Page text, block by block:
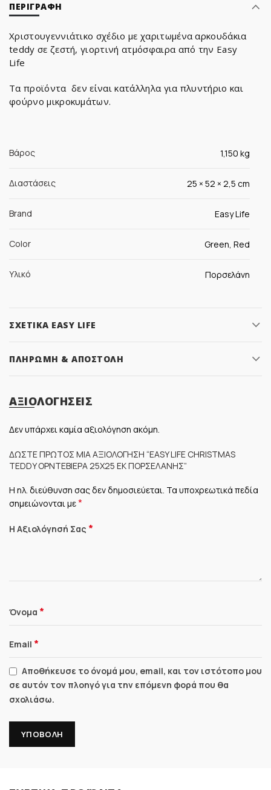
ΠΕΡΙΓΡΑΦΉ
Χριστουγεννιάτικο σχέδιο με χαριτωμένα αρκουδάκια
teddy σε ζεστή, γιορτινή ατμόσφαιρα από την Easy
Life
Τα προϊόντα δεν είναι κατάλληλα για πλυντήριο και
φούρνο μικροκυμάτων.
Βάρος 1,150 kg
Διαστάσεις 25 × 52 × 2,5 cm
Brand Easy Life
Color Green, Red
Υλικό Πορσελάνη
ΣΧΕΤΙΚΆ EASY LIFE
ΠΛΗΡΩΜΉ & ΑΠΟΣΤΟΛΉ
ΑΞΙΟΛΟΓΉΣΕΙΣ
Δεν υπάρχει καμία αξιολόγηση ακόμη.
ΔΏΣΤΕ ΠΡΏΤΟΣ ΜΊΑ ΑΞΙΟΛΌΓΗΣΗ “EASY LIFE CHRISTMAS
TEDDY ΟΡΝΤΕΒΙΈΡΑ 25Χ25 ΕΚ ΠΟΡΣΕΛΆΝΗΣ”
Η ηλ. διεύθυνση σας δεν δημοσιεύεται. Τα υποχρεωτικά πεδία
σημειώνονται με*
Η Αξιολόγησή Σας *
Όνομα *
Email *
Αποθήκευσε το όνομά μου, email, και τον ιστότοπο μου
σε αυτόν τον πλοηγό για την επόμενη φορά που θα
σχολιάσω.